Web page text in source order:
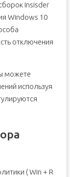
драйвера
Insisder
Windows 10
отключения
можете
используя
( Win + R